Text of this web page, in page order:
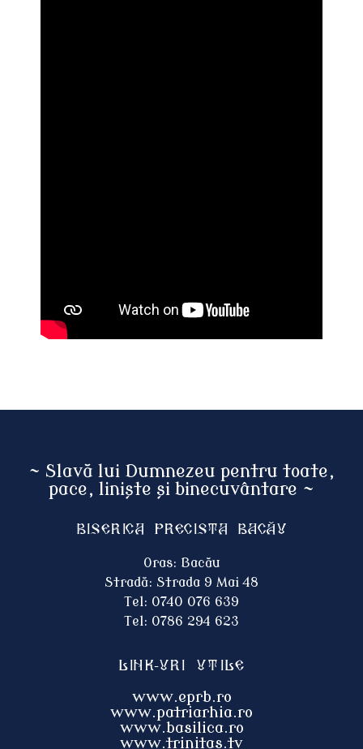
~ Slavă lui Dumnezeu pentru toate,
pace, liniște și binecuvântare ~
Biserica Precista BACĂU
Oras: Bacău
Stradă: Strada 9 Mai 48
Tel: 0740 076 639
Tel: 0786 294 623
Link-uri utile
www.eprb.ro
www.patriarhia.ro
www.basilica.ro
www.trinitas.tv